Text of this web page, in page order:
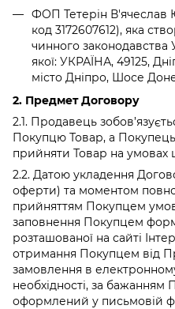
ФОП Тетерін В'ячеслав
код 3172607612), яка
чинного законодавства
якої: УКРАЇНА, 49125,
місто Дніпро, Шосе
2. Предмет Договору
2.1. Продавець
Покупцю Товар, а Покупець
прийняти Товар на умовах
2.2. Датою укладення
оферти) та моментом
прийняттям Покупцем
заповнення Покупцем
розташованої на сайті
отримання Покупцем від
замовлення в
необхідності, за
оформлений у письмовій